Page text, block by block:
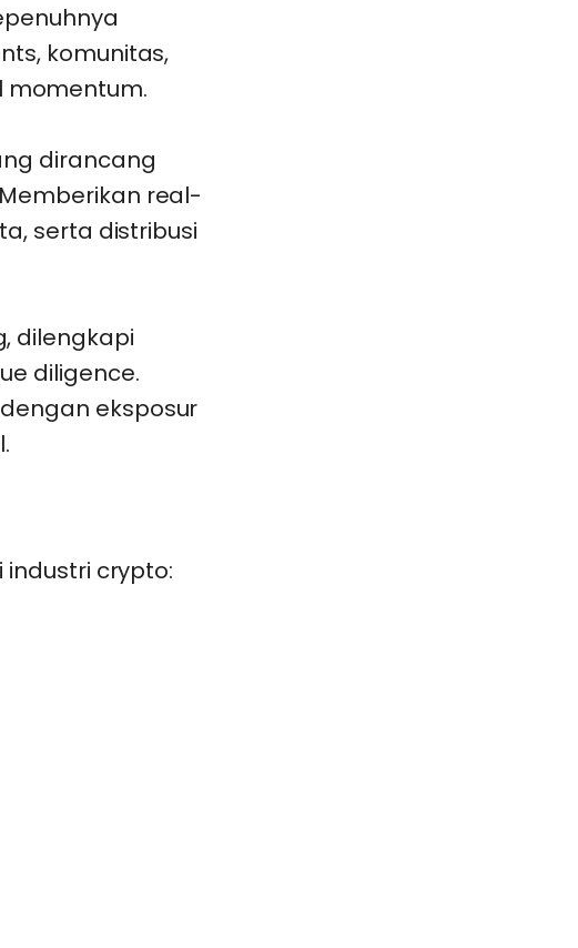
komunitas,
momentum.
dirancang
real-
serta distribusi
dilengkapi
diligence.
eksposur
crypto: